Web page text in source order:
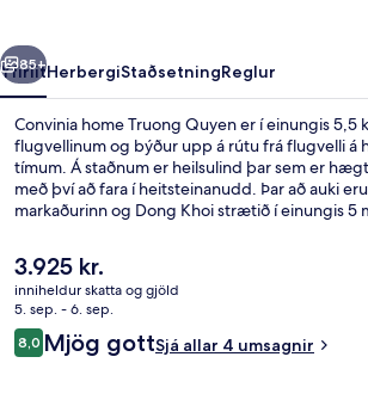
Næsta
85+
YfirlitHerbergiStaðsetningReglur
Convinia home Truong Quyen er í einungis 5,5
flugvellinum og býður upp á rútu frá flugvelli á
tímum. Á staðnum er heilsulind þar sem er
með því að fara í heitsteinanudd. Þar að auki
markaðurinn og Dong Khoi strætið í einungis 5
Núverandi
verð
er
3.925 kr.
3.925 kr.
inniheldur skatta og gjöld
5. sep. - 6. sep.
Umsagnir
8,08,0 af 10
Mjög gottSjá allar 4 umsagnir